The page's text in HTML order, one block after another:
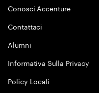
Conosci Accenture
Contattaci
Alumni
Informativa Sulla Privacy
Policy Locali